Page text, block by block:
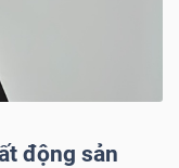
động sản